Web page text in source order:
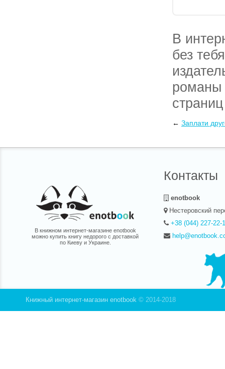
В
без
романы
← Заплати
В книжном интернет-магазине enotbook
можно купить книгу недорого с доставкой
по Киеву и Украине.
Контакты
enotbook
Нестеровский
+38 (044) 227-22-
Книжный интернет-магазин enotbook © 2014-2018